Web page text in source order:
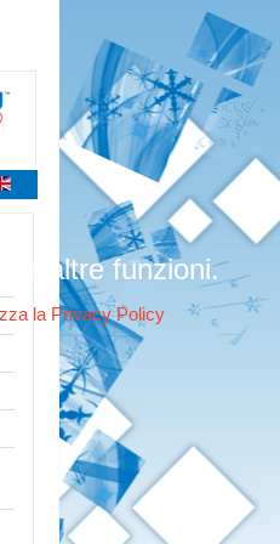
e altre funzioni.
la Privacy Policy